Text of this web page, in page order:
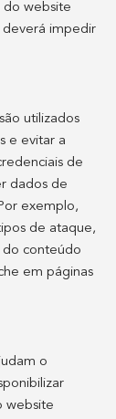
do website
deverá impedir
utilizados
e evitar a
de
dados de
exemplo,
de ataque,
conteúdo
em páginas
o
website